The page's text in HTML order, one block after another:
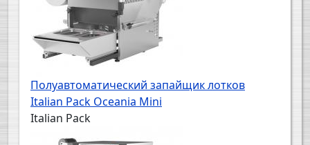
Полуавтоматический запайщик лотков
Italian Pack Oceania Mini
Italian Pack